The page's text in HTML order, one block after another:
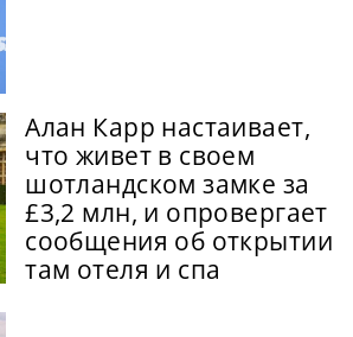
Алан Карр настаивает,
что живет в своем
шотландском замке за
£3,2 млн, и опровергает
сообщения об открытии
там отеля и спа